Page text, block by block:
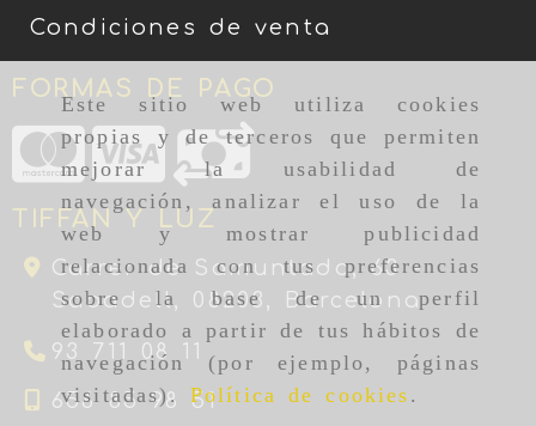
Este sitio web utiliza cookies
propias y de terceros que permiten
mejorar la usabilidad de
navegación, analizar el uso de la
web y mostrar publicidad
relacionada con tus preferencias
sobre la base de un perfil
elaborado a partir de tus hábitos de
navegación (por ejemplo, páginas
visitadas). Política de cookies .
Condiciones de venta
FORMAS DE PAGO
TIFFAN Y LUZ
Carrer de Samuntada, 63 -
Sabadell, 08203, Barcelona
93 711 08 11
656 85 98 51